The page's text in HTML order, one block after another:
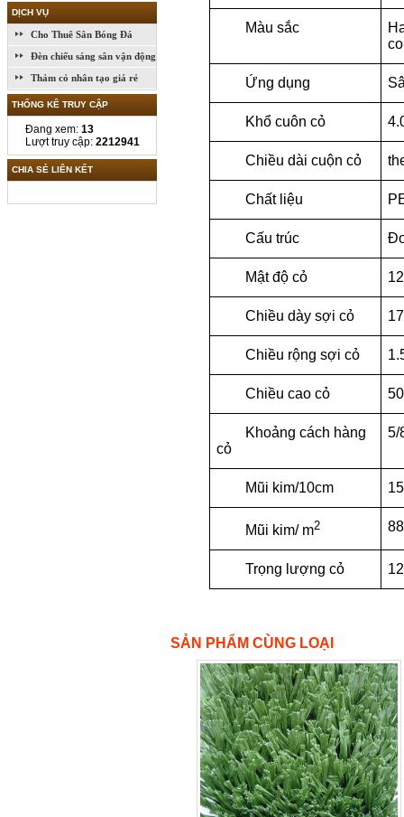
DỊCH VỤ
Cho Thuê Sân Bóng Đá
Đèn chiếu sáng sân vận động
Thảm cỏ nhân tạo giá rẻ
THỐNG KÊ TRUY CẬP
Đang xem: 13
Lượt truy cập: 2212941
CHIA SẺ LIÊN KẾT
Màu sắc
Ứng dụng
Khổ cuôn cỏ
Chiều dài cuộn cỏ
Chất liệu
Cấu trúc
Mật độ cỏ
Chiều dày sợi cỏ
Chiều rộng sợi cỏ
Chiều cao cỏ
Khoảng cách hàng
cỏ
5/
Mũi kim/10cm
Mũi kim/ m2
Trọng lượng cỏ
SẢN PHẨM CÙNG LOẠI